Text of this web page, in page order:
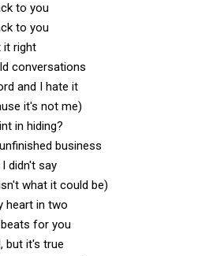
to you
to you
it right
conversations
and I hate it
it's not me)
in hiding?
business
didn't say
what it could be)
heart in two
for you
but it's true